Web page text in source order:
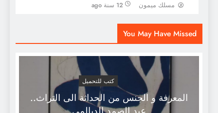
مسلك ميمون 12 سنة ago
You May Have Missed
كتب للتحميل
المعرفة و الجنس من الحداثة الى التراث..